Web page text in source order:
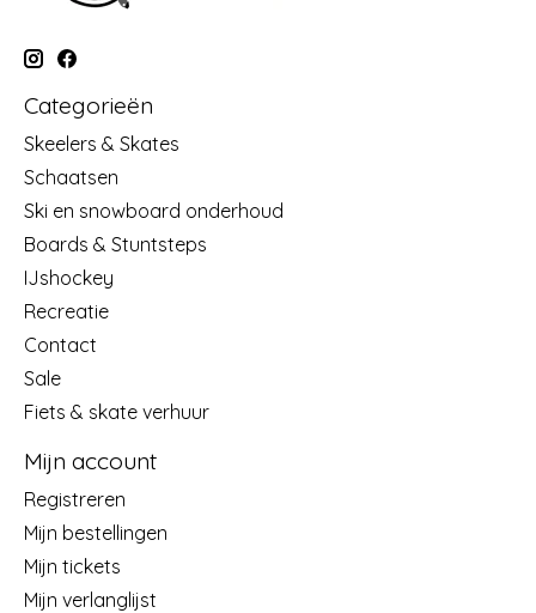
Categorieën
Skeelers & Skates
Schaatsen
Ski en snowboard onderhoud
Boards & Stuntsteps
IJshockey
Recreatie
Contact
Sale
Fiets & skate verhuur
Mijn account
Registreren
Mijn bestellingen
Mijn tickets
Mijn verlanglijst